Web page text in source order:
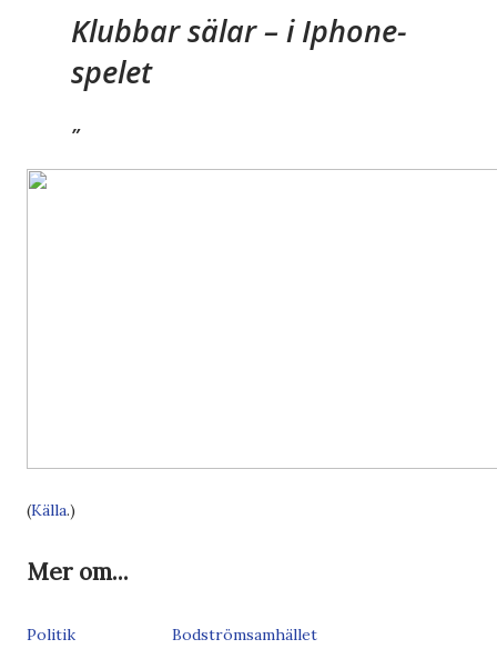
Klubbar sälar – i Iphone-
spelet
(Källa.)
Mer om...
Politik
Bodströmsamhället